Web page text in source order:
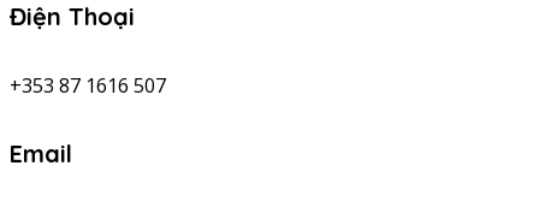
Điện Thoại
+353 87 1616 507
Email